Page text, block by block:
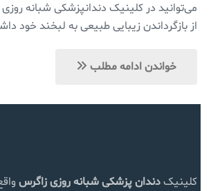
می‌توانید در کلینیک دندانپزشکی شبانه
از بازگرداندن زیبایی طبیعی به لبخند خود
خواندن ادامه مطلب
کلینیکدندان پزشکی شبانه روزی زاگرس